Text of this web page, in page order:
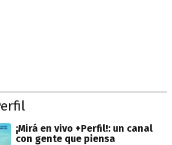
¡Mirá en vivo +Perfil!: un canal
con gente que piensa